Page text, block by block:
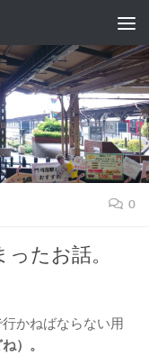
0
たお話。
かねばならない用
）。